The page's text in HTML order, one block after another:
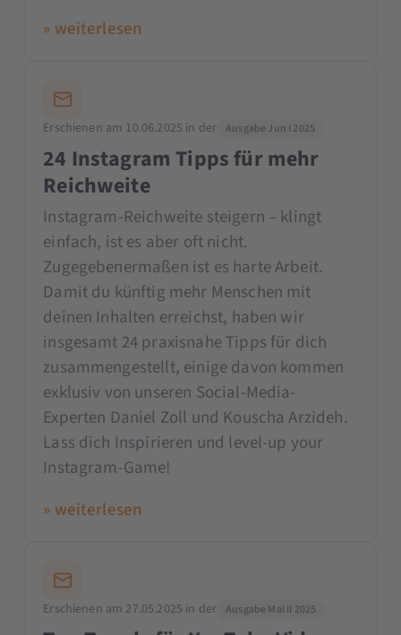
» weiterlesen
Erschienen am 10.06.2025 in der Ausgabe Jun I 2025
24 Instagram Tipps für mehr
Reichweite
Instagram-Reichweite steigern – klingt
einfach, ist es aber oft nicht.
Zugegebenermaßen ist es harte Arbeit.
Damit du künftig mehr Menschen mit
deinen Inhalten erreichst, haben wir
insgesamt 24 praxisnahe Tipps für dich
zusammengestellt, einige davon kommen
exklusiv von unseren Social-Media-
Experten Daniel Zoll und Kouscha Arzideh.
Lass dich Inspirieren und level-up your
Instagram-Game!
» weiterlesen
Erschienen am 27.05.2025 in der Ausgabe Mai II 2025